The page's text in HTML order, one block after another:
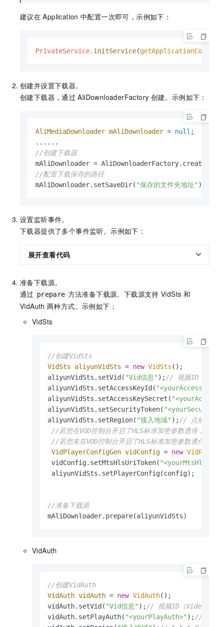
建议在 Application 中配置一次即可，示例如下：
PrivateService.initService(
创建并设置下载器。
创建下载器，通过 AliDownloaderFactory 创建。示例如下：
AliMediaDownloader mAliDownloader = null ;
//创建下载器
//配置下载保存的路径
mAliDownloader.setSaveDir( "保存的文件夹地址" );
设置监听事件。
下载器提供了多个事件监听。示例如下：
展开查看代码
准备下载源。
通过 prepare 方法准备下载源。下载源支持 VidSts 和
VidAuth 两种方式。示例如下：
VidSts
//创建VidSts
VidSts
aliyunVidSts = new VidSts ();
aliyunVidSts.setVid( "Vid信息" );// 视频ID（
aliyunVidSts.setAccessKeyId(
aliyunVidSts.setAccessKeySecret(
aliyunVidSts.setSecurityToken(
aliyunVidSts.setRegion( "接入地域" );// 点播服
//若您在VOD控制台开启了HLS标准加密参数透传，
//若您未在VOD控制台开启了HLS标准加密参数透传，
VidPlayerConfigGen vidConfig = new
vidConfig.setMtsHlsUriToken(
aliyunVidSts.setPlayerConfig(config);
//准备下载源
mAliDownloader.prepare(aliyunVidSts)
VidAuth
//创建VidAuth
VidAuth vidAuth = new VidAuth();
vidAuth.setVid( "Vid信息" );// 视频ID（VideoId
vidAuth.setPlayAuth( "<yourPlayAuth>" );// 播